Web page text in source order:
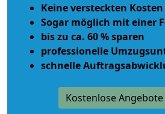
Keine versteckten Kosten
Sogar möglich mit einer
bis zu ca. 60 % sparen
professionelle
schnelle
Kostenlose